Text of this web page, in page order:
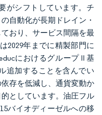
がシフトしています。チ
自動化が長期ドレイン・
おり、サービス間隔を最
2029年までに精製部門に
におけるグループ II 基
追加することを含んでい
存を低減し、通貨変動か
としています。油圧フル
バイオディーゼルへの移